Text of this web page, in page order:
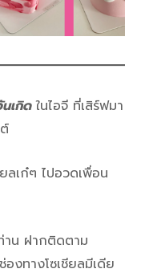
เกิดในไอจี ที่เสิร์ฟมา
เก๋ๆ ไปอวดเพื่อน
น ฝากติดตาม
งทางโซเชียลมีเดีย